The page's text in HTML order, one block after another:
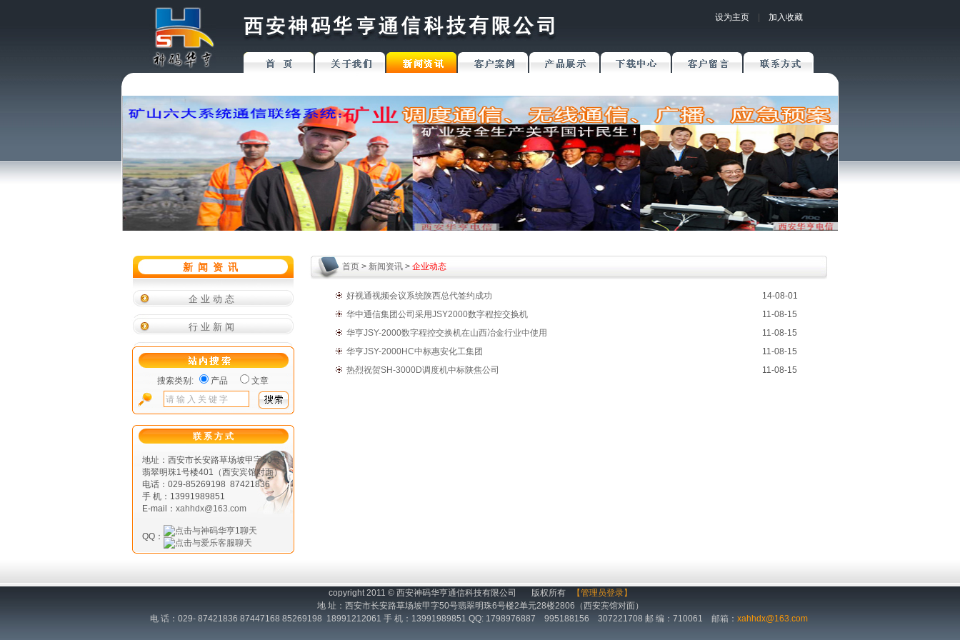
设为主页 加入收藏
新闻资讯
企业动态
行业新闻
搜索类别: 产品 文章
联 系 方 式
地址：西安市长安路草场坡甲字50号
翡翠明珠1号楼401（西安宾馆对面）
电话：029-85269198 87421836
手 机：13991989851
E-mail： xahhdx@163.com
QQ：
首页 > 新闻资讯 > 企业动态
好视通视频会议系统陕西总代签约成功
14-08-01
华中通信集团公司采用JSY2000数字程控交换机
11-08-15
华亨JSY-2000数字程控交换机在山西冶金行业中使用
11-08-15
华亨JSY-2000HC中标惠安化工集团
11-08-15
热烈祝贺SH-3000D调度机中标陕焦公司
11-08-15
copyright 2011 © 西安神码华亨通信科技有限公司 版权所有
【管理员登录】
地 址：西安市长安路草场坡甲字50号翡翠明珠6号楼2单元28楼2806（西安宾馆对面）
电 话：029- 87421836 87447168 85269198 18991212061 手 机：13991989851 QQ: 1798976887 995188156 307221708 邮 编：710061 邮箱： xahhdx@163.com